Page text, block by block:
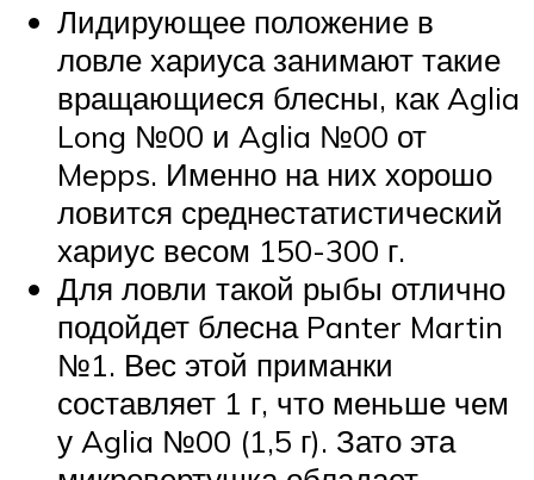
Лидирующее положение в
ловле хариуса занимают такие
вращающиеся блесны, как Aglia
Long №00 и Aglia №00 от
Mepps. Именно на них хорошо
ловится среднестатистический
хариус весом 150-300 г.
Для ловли такой рыбы отлично
подойдет блесна Panter Martin
№1. Вес этой приманки
составляет 1 г, что меньше чем
у Aglia №00 (1,5 г). Зато эта